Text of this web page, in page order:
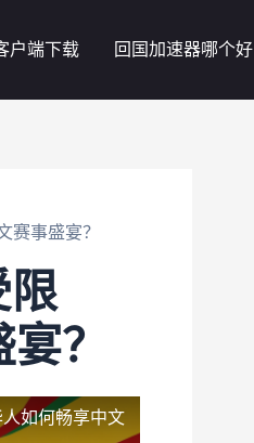
户端下载 回国加速器哪个好
赛事盛宴？
限
？
如何畅享中文